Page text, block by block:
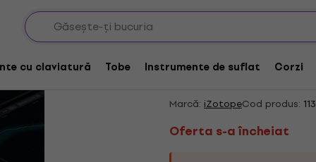
cu claviatură Tobe Instrumente de suflat Corzi
Updatări & Upgradări
Oferta s-a încheiat
iZotope Everything
Marcă: iZotopeCod produs:
Oferta s-a încheiat